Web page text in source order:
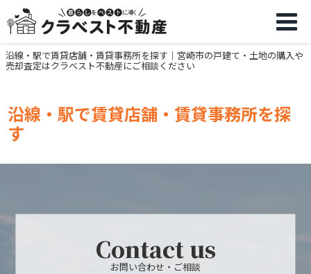
沿線・駅で賃貸店舗・賃貸事務所を探す｜宮崎市の戸建て・土地の購入や
売却査定はクラベスト不動産にご相談ください
沿線・駅で賃貸店舗・賃貸事務所を探
す
Contact us
お問い合わせ・ご相談